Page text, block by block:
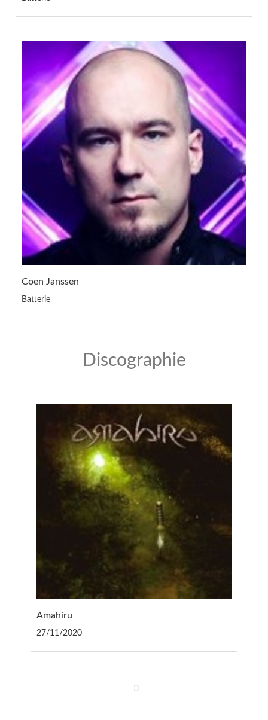
Coen Janssen
Batterie
Discographie
Amahiru
27/11/2020